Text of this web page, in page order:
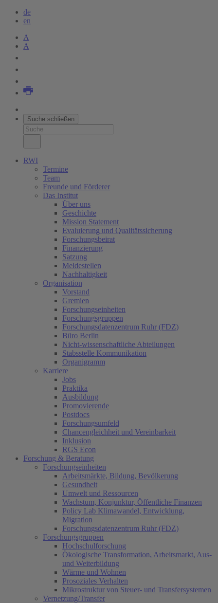
de
en
A
A
Suche schließen
RWI
Termine
Team
Freunde und Förderer
Das Institut
Über uns
Geschichte
Mission Statement
Evaluierung und Qualitätssicherung
Forschungsbeirat
Finanzierung
Satzung
Meldestellen
Nachhaltigkeit
Organisation
Vorstand
Gremien
Forschungseinheiten
Forschungsgruppen
Forschungsdatenzentrum Ruhr (FDZ)
Büro Berlin
Nicht-wissenschaftliche Abteilungen
Stabsstelle Kommunikation
Organigramm
Karriere
Jobs
Praktika
Ausbildung
Promovierende
Postdocs
Forschungsumfeld
Chancengleichheit und Vereinbarkeit
Inklusion
RGS Econ
Forschung & Beratung
Forschungseinheiten
Arbeitsmärkte, Bildung, Bevölkerung
Gesundheit
Umwelt und Ressourcen
Wachstum, Konjunktur, Öffentliche Finanzen
Policy Lab Klimawandel, Entwicklung,
Migration
Forschungsdatenzentrum Ruhr (FDZ)
Forschungsgruppen
Hochschulforschung
Ökologische Transformation, Arbeitsmarkt, Aus-
und Weiterbildung
Wärme und Wohnen
Prosoziales Verhalten
Mikrostruktur von Steuer- und Transfersystemen
Vernetzung/Transfer